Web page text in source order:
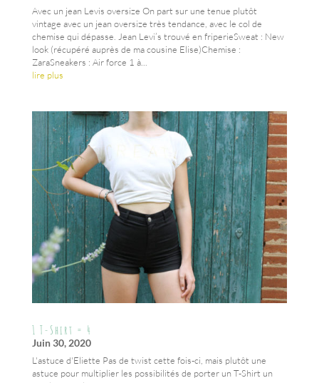
Avec un jean Levis oversize On part sur une tenue plutôt
vintage avec un jean oversize très tendance, avec le col de
chemise qui dépasse. Jean Levi’s trouvé en friperieSweat : New
look (récupéré auprès de ma cousine Elise)Chemise :
ZaraSneakers : Air force 1 à...
lire plus
1 T-Shirt = 4
Juin 30, 2020
L'astuce d'Eliette Pas de twist cette fois-ci, mais plutôt une
astuce pour multiplier les possibilités de porter un T-Shirt un